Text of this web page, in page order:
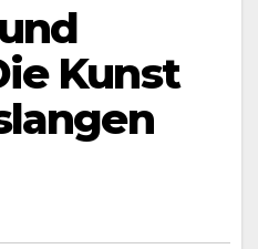
Kunst